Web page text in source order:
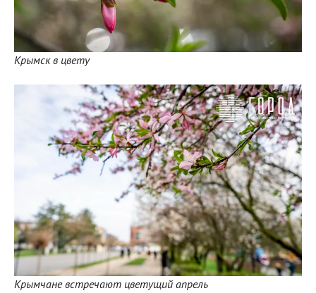
Крымск в цвету
Крымчане встречают цветущий апрель